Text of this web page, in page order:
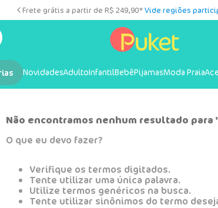
Frete grátis a partir de R$ 249,90*Vide regiões
NovidadesAdultoInfantilBebêPijamasModa Praia
Não encontramos nenhum resultado para
O que eu devo fazer?
Verifique os termos digitados.
Tente utilizar uma única palavra.
Utilize termos genéricos na busca.
Tente utilizar sinônimos do termo